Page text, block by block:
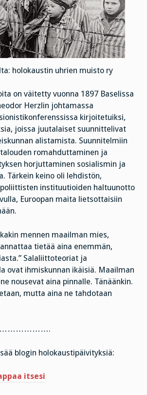
holokaustin uhrien muisto ry
on väitetty vuonna 1897 Baselissa
Herzlin johtamassa
kirjoitetuiksi,
joissa juutalaiset suunnittelivat
alistamista. Suunnitelmiin
romahduttaminen ja
horjuttaminen sosialismin ja
Tärkein keino oli lehdistön,
instituutioiden haltuunotto
Euroopan maita lietsottaisiin
mennen maailman mies,
tietää aina enemmän,
Salaliittoteoriat ja
ovat ihmiskunnan ikäisiä. Maailman
nousevat aina pinnalle. Tänäänkin.
mutta aina ne tahdotaan
blogin holokaustipäivityksiä:
itsesi